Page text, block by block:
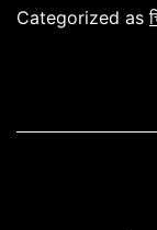
Categorized as